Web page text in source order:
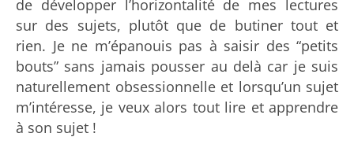
de développer l’horizontalité de mes lectures
sur des sujets, plutôt que de butiner tout et
rien. Je ne m’épanouis pas à saisir des “petits
bouts” sans jamais pousser au delà car je suis
naturellement obsessionnelle et lorsqu’un sujet
m’intéresse, je veux alors tout lire et apprendre
à son sujet !